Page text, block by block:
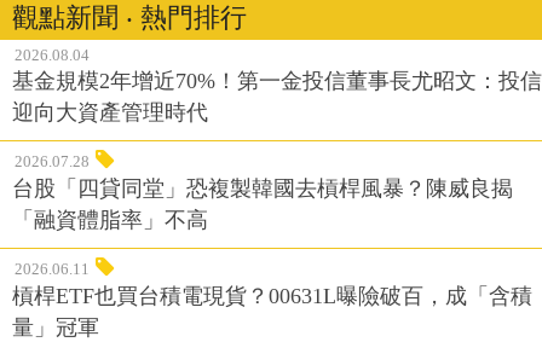
觀點新聞 ‧ 熱門排行
2026.08.04
基金規模2年增近70%！第一金投信董事長尤昭文：投信
迎向大資產管理時代
2026.07.28
台股「四貸同堂」恐複製韓國去槓桿風暴？陳威良揭
「融資體脂率」不高
2026.06.11
槓桿ETF也買台積電現貨？00631L曝險破百，成「含積
量」冠軍